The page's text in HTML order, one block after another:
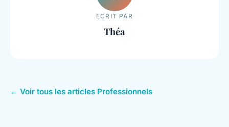
ECRIT PAR
Théa
← Voir tous les articles Professionnels